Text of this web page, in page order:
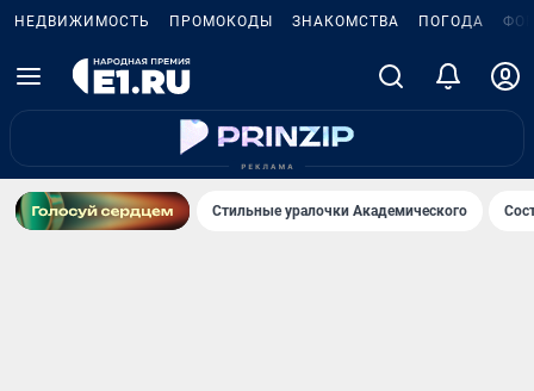
НЕДВИЖИМОСТЬ ПРОМОКОДЫ ЗНАКОМСТВА ПОГОДА
Стильные уралочки Академического